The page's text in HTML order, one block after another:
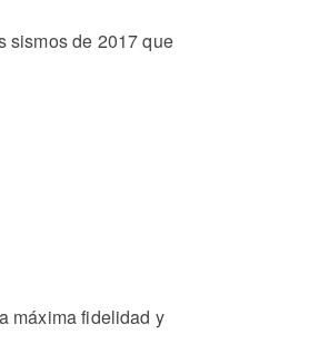
sismos de 2017 que
máxima fidelidad y